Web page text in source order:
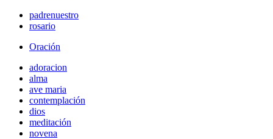
padrenuestro
rosario
Oración
adoracion
alma
ave maria
contemplación
dios
meditación
novena